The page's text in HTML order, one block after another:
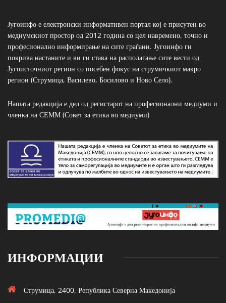
Југоинфо е електронски информативен портал кој е присутен во
медиумскиот простор од 2012 година со цел навремено, точно и
професионално информирање на сите граѓани. Југоинфо ги
покрива настаните и ви ги става на располагање сите вести од
Југоисточниот регион со посебен фокус на струмичкиот макро
регион (Струмица, Василево, Босилово и Ново Село).
Нашата редакција е дел од регистарот на професионални медиуми и
членка на СЕММ (Совет за етика во медиуми)
ИНФОРМАЦИИ
Струмица, 2400, Република Северна Македонија